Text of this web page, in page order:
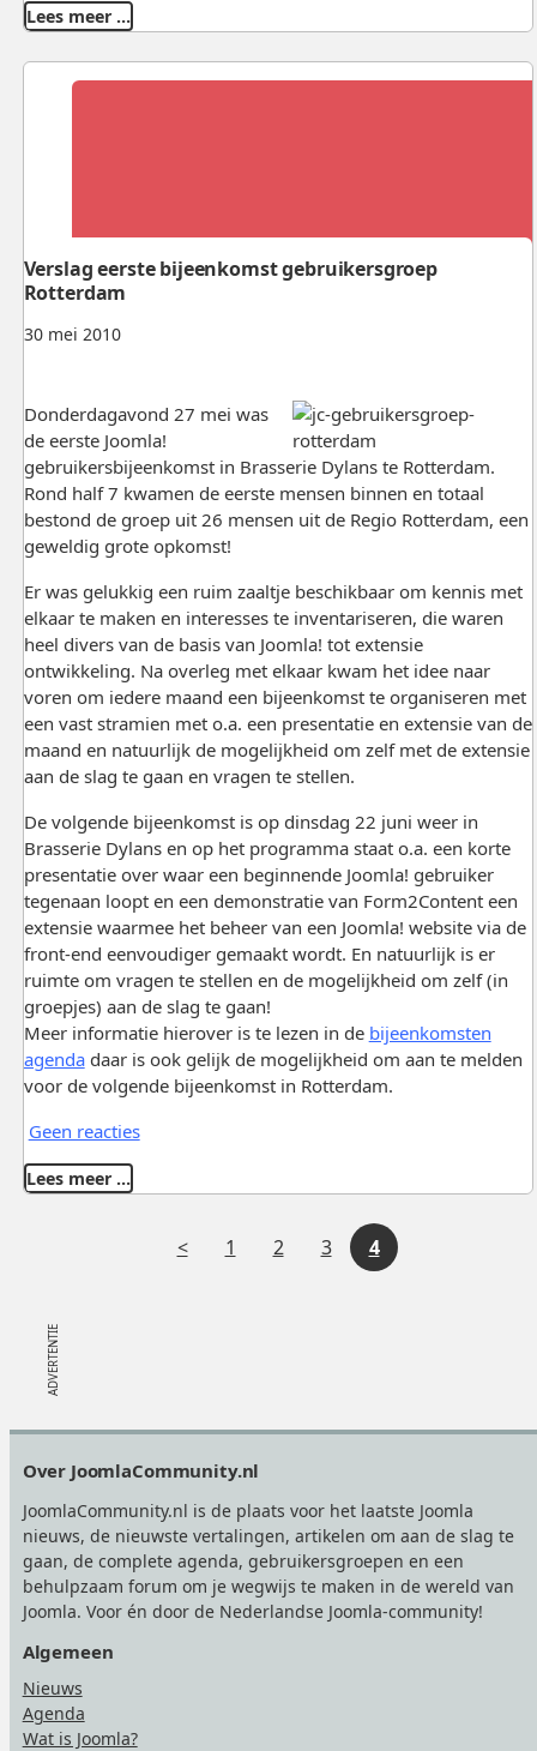
Lees meer …
30 mei 2010
Verslag eerste bijeenkomst gebruikersgroep
Rotterdam
Donderdagavond 27 mei was
de eerste Joomla!
gebruikersbijeenkomst in Brasserie Dylans te Rotterdam.
Rond half 7 kwamen de eerste mensen binnen en totaal
bestond de groep uit 26 mensen uit de Regio Rotterdam, een
geweldig grote opkomst!
Er was gelukkig een ruim zaaltje beschikbaar om kennis met
elkaar te maken en interesses te inventariseren, die waren
heel divers van de basis van Joomla! tot extensie
ontwikkeling. Na overleg met elkaar kwam het idee naar
voren om iedere maand een bijeenkomst te organiseren met
een vast stramien met o.a. een presentatie en extensie van de
maand en natuurlijk de mogelijkheid om zelf met de extensie
aan de slag te gaan en vragen te stellen.
De volgende bijeenkomst is op dinsdag 22 juni weer in
Brasserie Dylans en op het programma staat o.a. een korte
presentatie over waar een beginnende Joomla! gebruiker
tegenaan loopt en een demonstratie van Form2Content een
extensie waarmee het beheer van een Joomla! website via de
front-end eenvoudiger gemaakt wordt. En natuurlijk is er
ruimte om vragen te stellen en de mogelijkheid om zelf (in
groepjes) aan de slag te gaan!
Meer informatie hierover is te lezen in de bijeenkomsten
agendadaar is ook gelijk de mogelijkheid om aan te melden
voor de volgende bijeenkomst in Rotterdam.
Geen reacties
Lees meer …
V
g
e
1 2 3 4
Over JoomlaCommunity.nl
JoomlaCommunity.nl is de plaats voor het laatste Joomla
nieuws, de nieuwste vertalingen, artikelen om aan de slag te
gaan, de complete agenda, gebruikersgroepen en een
behulpzaam forum om je wegwijs te maken in de wereld van
Joomla. Voor én door de Nederlandse Joomla-community!
Algemeen
Nieuws
Agenda
Wat is Joomla?